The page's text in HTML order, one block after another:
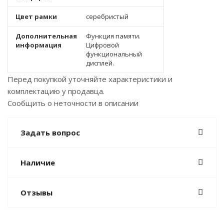
Цвет рамки серебристый
Дополнительная
информация
Функция памяти.
Цифровой
функциональный
дисплей.
Перед покупкой уточняйте характеристики и
комплектацию у продавца.
Сообщить о неточности в описании
Задать вопрос
Наличие
Отзывы